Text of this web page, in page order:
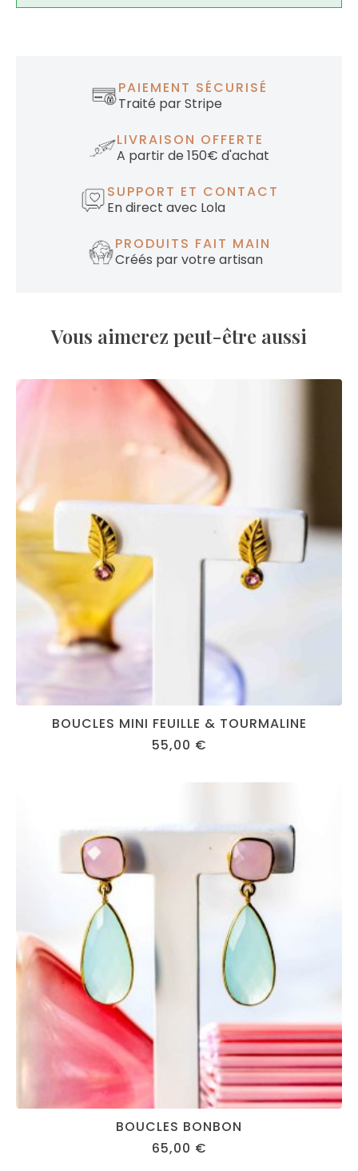
PAIEMENT SÉCURISÉ
Traité par Stripe
LIVRAISON OFFERTE
A partir de 150€ d'achat
SUPPORT ET CONTACT
En direct avec Lola
PRODUITS FAIT MAIN
Créés par votre artisan
Vous aimerez peut-être aussi
BOUCLES MINI FEUILLE & TOURMALINE
55,00 €
BOUCLES BONBON
65,00 €